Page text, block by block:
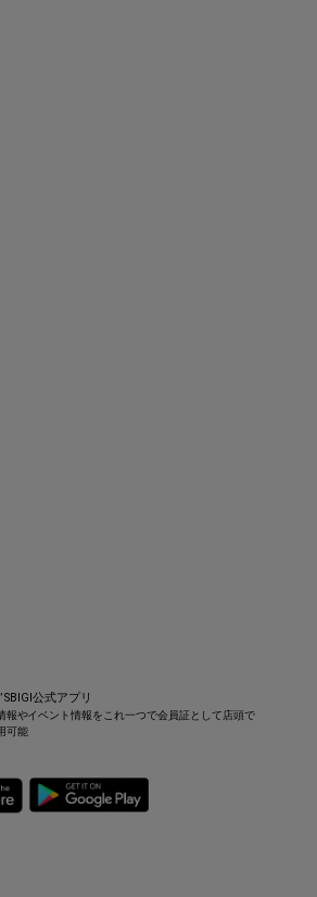
公式アプリ
報やイベント情報をこれ一つで会員証として店頭で
可能